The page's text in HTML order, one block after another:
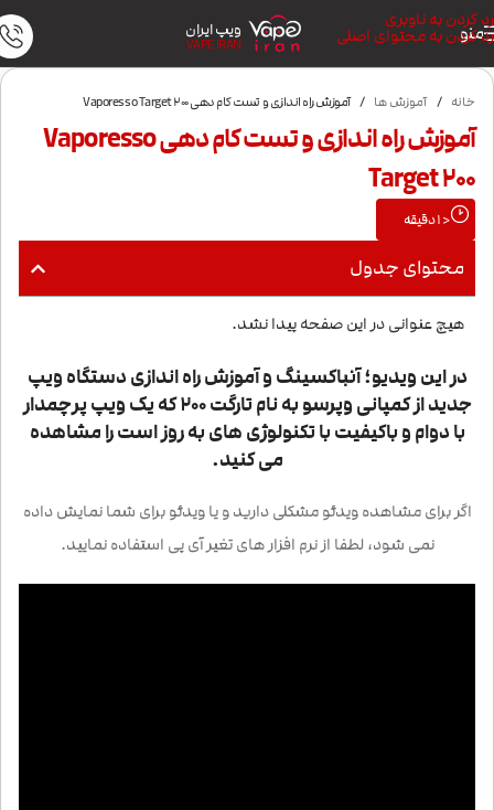
رد کردن به ناوبری
رد کردن به محتوای اصلی
منو ویپ ایران
VAPE IRAN
خانه / آموزش ها / آموزش راه اندازی و تست کام دهی Vaporesso Target 200
آموزش راه اندازی و تست کام دهی Vaporesso
Target 200
< 1 دقیقه
محتوای جدول
هیچ عنوانی در این صفحه پیدا نشد.
در این ویدیو؛ آنباکسینگ و آموزش راه اندازی دستگاه ویپ
جدید از کمپانی وپرسو به نام تارگت 200 که یک ویپ پرچمدار
با دوام و باکیفیت با تکنولوژی های به روز است را مشاهده
می کنید.
اگر برای مشاهده ویدئو مشکلی دارید و یا ویدئو برای شما نمایش داده
نمی شود، لطفا از نرم افزار های تغیر آی پی استفاده نمایید.